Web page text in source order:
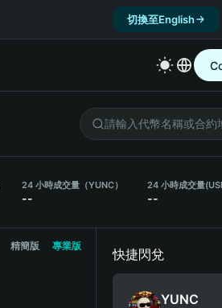
切換至English
24 小時成交量（YUNC）
--
24 小時成交量
--
精簡版 專業版
快捷閃兌
YUNC